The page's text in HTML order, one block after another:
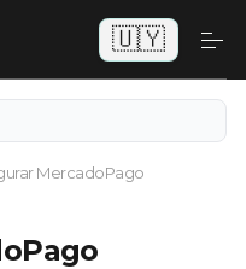
🇺🇾
MercadoPago